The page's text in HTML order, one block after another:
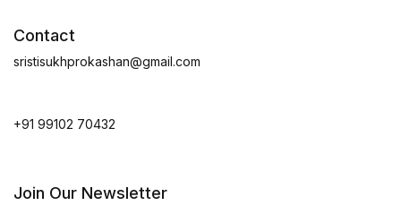
Contact
sristisukhprokashan@gmail.com
+91 99102 70432
Join Our Newsletter